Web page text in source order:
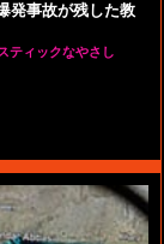
発事故が残した教
ティックなやさし